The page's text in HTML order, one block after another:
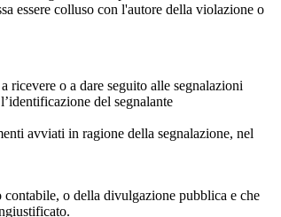
essere colluso con l'autore della violazione o
ricevere o a dare seguito alle segnalazioni
del segnalante
avviati in ragione della segnalazione, nel
contabile, o della divulgazione pubblica e che